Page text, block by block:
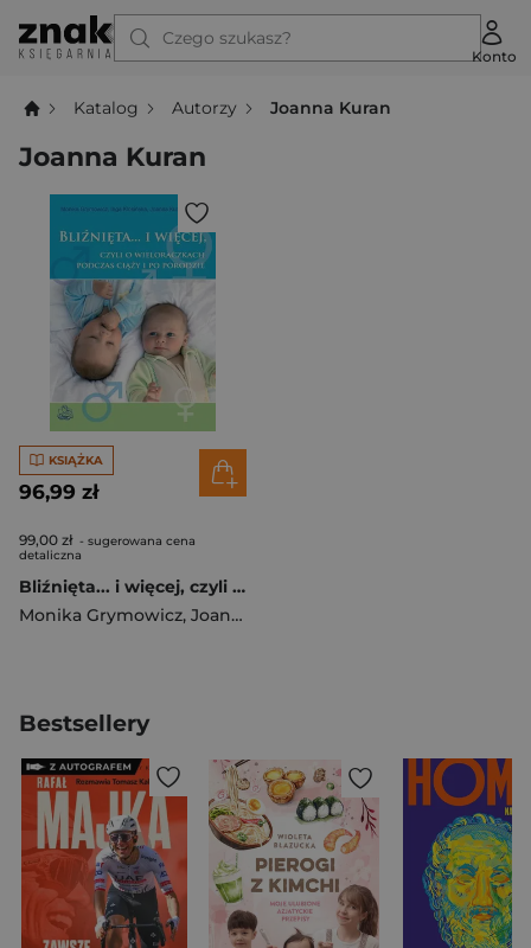
Czego szukasz?
Konto
Katalog Autorzy Joanna Kuran
Joanna Kuran
KSIĄŻKA
96,99 zł
99,00 zł - sugerowana cena
detaliczna
Bliźnięta... i więcej, czyli o wieloraczkach..PZWL
Monika Grymowicz, Joanna Kuran
Bestsellery